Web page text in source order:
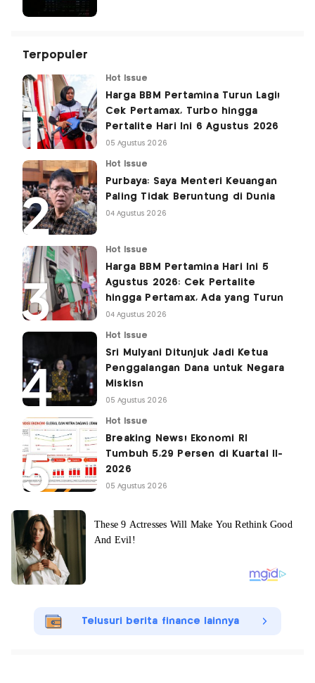
Terpopuler
Hot Issue
Harga BBM Pertamina Turun Lagi!
Cek Pertamax, Turbo hingga
Pertalite Hari Ini 6 Agustus 2026
05 Agustus 2026
Hot Issue
Purbaya: Saya Menteri Keuangan
Paling Tidak Beruntung di Dunia
04 Agustus 2026
Hot Issue
Harga BBM Pertamina Hari Ini 5
Agustus 2026: Cek Pertalite
hingga Pertamax, Ada yang Turun
04 Agustus 2026
Hot Issue
Sri Mulyani Ditunjuk Jadi Ketua
Penggalangan Dana untuk Negara
Miskisn
05 Agustus 2026
Hot Issue
Breaking News! Ekonomi RI
Tumbuh 5,29 Persen di Kuartal II-
2026
05 Agustus 2026
Telusuri berita finance lainnya